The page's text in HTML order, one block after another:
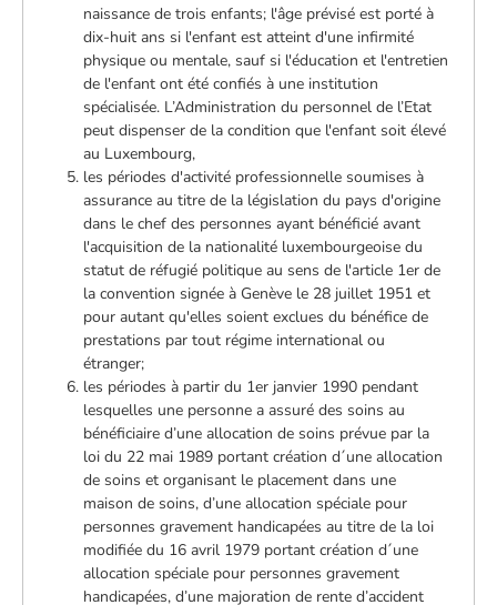
naissance de trois enfants; l'âge prévisé est porté à
dix-huit ans si l'enfant est atteint d'une infirmité
physique ou mentale, sauf si l'éducation et l'entretien
de l'enfant ont été confiés à une institution
spécialisée. L’Administration du personnel de l’Etat
peut dispenser de la condition que l'enfant soit élevé
au Luxembourg,
les périodes d'activité professionnelle soumises à
assurance au titre de la législation du pays d'origine
dans le chef des personnes ayant bénéficié avant
l'acquisition de la nationalité luxembourgeoise du
statut de réfugié politique au sens de l'article 1er de
la convention signée à Genève le 28 juillet 1951 et
pour autant qu'elles soient exclues du bénéfice de
prestations par tout régime international ou
étranger;
les périodes à partir du 1er janvier 1990 pendant
lesquelles une personne a assuré des soins au
bénéficiaire d’une allocation de soins prévue par la
loi du 22 mai 1989 portant création d´une allocation
de soins et organisant le placement dans une
maison de soins, d’une allocation spéciale pour
personnes gravement handicapées au titre de la loi
modifiée du 16 avril 1979 portant création d´une
allocation spéciale pour personnes gravement
handicapées, d’une majoration de rente d’accident